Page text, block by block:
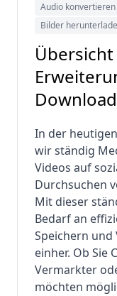
Audio konvertieren
Bilder
In der
wir ständig
Videos auf
Durchsuchen
Mit dieser
Bedarf an
Speichern
einher. Ob Sie
Vermarkter
möchten